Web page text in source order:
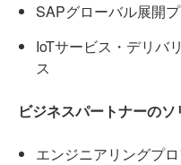
SAPグローバル展開
IoTサービス・デリバ
ス
ビジネスパートナーの
エンジニアリングプ